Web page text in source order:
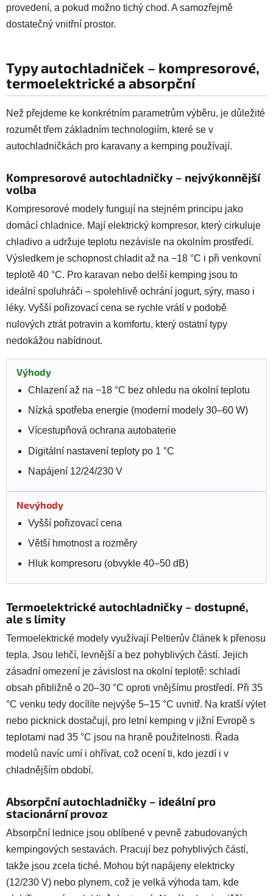
provedení, a pokud možno tichý chod. A samozřejmě
dostatečný vnitřní prostor.
Typy autochladniček – kompresorové,
termoelektrické a absorpční
Než přejdeme ke konkrétním parametrům výběru, je důležité
rozumět třem základním technologiím, které se v
autochladničkách pro karavany a kemping používají.
Kompresorové autochladničky – nejvýkonnější
volba
Kompresorové modely fungují na stejném principu jako
domácí chladnice. Mají elektrický kompresor, který cirkuluje
chladivo a udržuje teplotu nezávisle na okolním prostředí.
Výsledkem je schopnost chladit až na −18 °C i při venkovní
teplotě 40 °C. Pro karavan nebo delší kemping jsou to
ideální spoluhráči – spolehlivě ochrání jogurt, sýry, maso i
léky. Vyšší pořizovací cena se rychle vrátí v podobě
nulových ztrát potravin a komfortu, který ostatní typy
nedokážou nabídnout.
Výhody
Chlazení až na −18 °C bez ohledu na okolní teplotu
Nízká spotřeba energie (moderní modely 30–60 W)
Vícestupňová ochrana autobaterie
Digitální nastavení teploty po 1 °C
Napájení 12/24/230 V
Nevýhody
Vyšší pořizovací cena
Větší hmotnost a rozměry
Hluk kompresoru (obvykle 40–50 dB)
Termoelektrické autochladničky – dostupné,
ale s limity
Termoelektrické modely využívají Peltierův článek k přenosu
tepla. Jsou lehčí, levnější a bez pohyblivých částí. Jejich
zásadní omezení je závislost na okolní teplotě: schladí
obsah přibližně o 20–30 °C oproti vnějšímu prostředí. Při 35
°C venku tedy docílíte nejvýše 5–15 °C uvnitř. Na kratší výlet
nebo picknick dostačují, pro letní kemping v jižní Evropě s
teplotami nad 35 °C jsou na hraně použitelnosti. Řada
modelů navíc umí i ohřívat, což ocení ti, kdo jezdí i v
chladnějším období.
Absorpční autochladničky – ideální pro
stacionární provoz
Absorpční lednice jsou oblíbené v pevně zabudovaných
kempingových sestavách. Pracují bez pohyblivých částí,
takže jsou zcela tiché. Mohou být napájeny elektricky
(12/230 V) nebo plynem, což je velká výhoda tam, kde